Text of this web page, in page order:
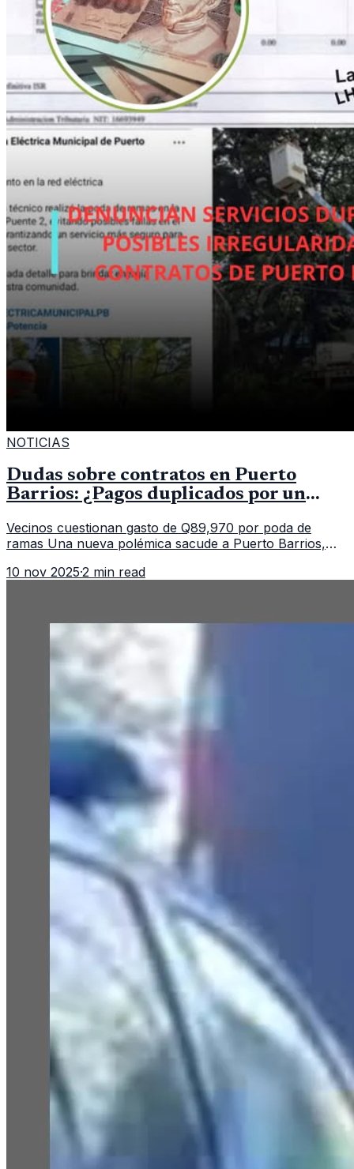
NOTICIAS
Dudas sobre contratos en Puerto
Barrios: ¿Pagos duplicados por un
Vecinos cuestionan gasto de Q89,970 por poda de
ramas Una nueva polémica sacude a Puerto Barrios,
municipal que asigna casi Q90 mi
10 nov 2025·2 min read